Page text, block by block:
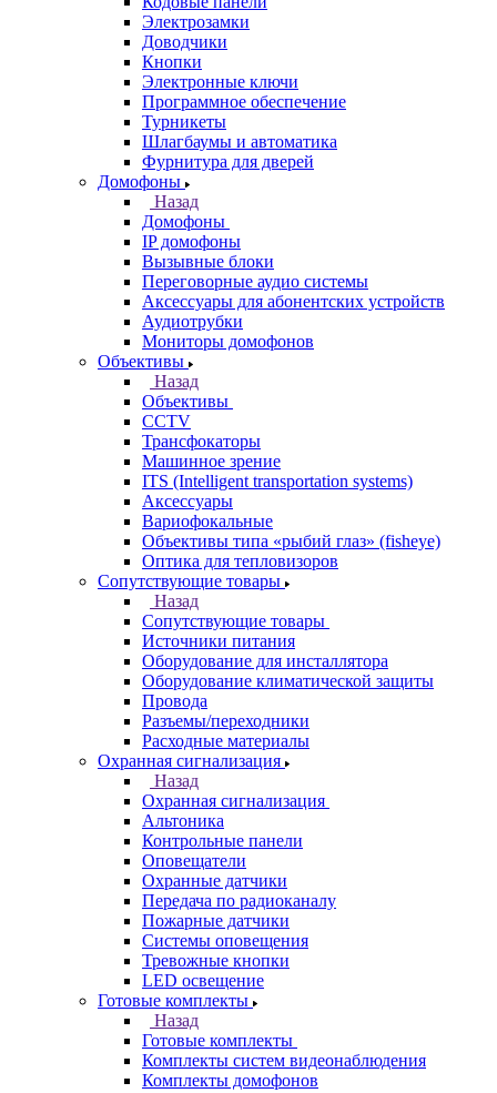
Электрозамки
Доводчики
Кнопки
Электронные ключи
Программное обеспечение
Турникеты
Шлагбаумы и автоматика
Фурнитура для дверей
Домофоны
Назад
Домофоны
IP домофоны
Вызывные блоки
Переговорные аудио системы
Аксессуары для абонентских устройств
Аудиотрубки
Мониторы домофонов
Объективы
Назад
Объективы
CCTV
Трансфокаторы
Машинное зрение
ITS (Intelligent transportation systems)
Аксессуары
Вариофокальные
Объективы типа «рыбий глаз» (fisheye)
Оптика для тепловизоров
Сопутствующие товары
Назад
Сопутствующие товары
Источники питания
Оборудование для инсталлятора
Оборудование климатической защиты
Провода
Разъемы/переходники
Расходные материалы
Охранная сигнализация
Назад
Охранная сигнализация
Альтоника
Контрольные панели
Оповещатели
Охранные датчики
Передача по радиоканалу
Пожарные датчики
Системы оповещения
Тревожные кнопки
LED освещение
Готовые комплекты
Назад
Готовые комплекты
Комплекты систем видеонаблюдения
Комплекты домофонов